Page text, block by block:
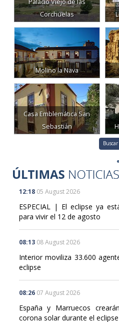
Corchuelas
Molino la Nava
Casa Emblemática San
Sebastián
12:18 05 August 2026
ESPECIAL | El eclipse ya
para vivir el 12 de agosto
08:13 08 August 2026
Interior moviliza 33.600
eclipse
08:26 07 August 2026
España y Marruecos
corona solar durante el eclipse